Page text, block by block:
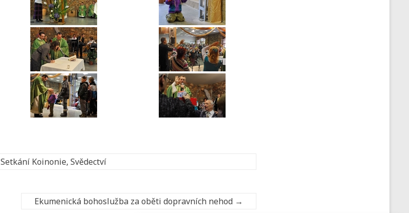
Setkání Koinonie, Svědectví
Ekumenická bohoslužba za oběti dopravních nehod →